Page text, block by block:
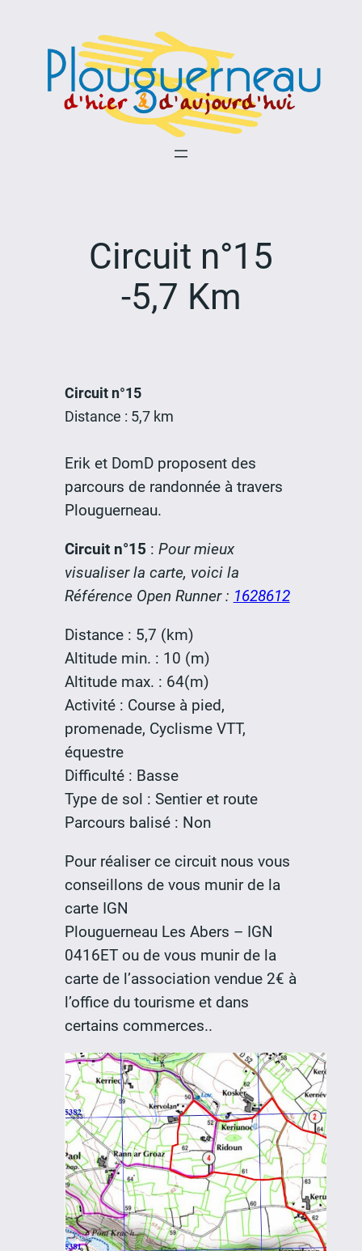
Circuit n°15
-5,7 Km
Circuit n°15
Distance : 5,7 km
Erik et DomD proposent des
parcours de randonnée à travers
Plouguerneau.
Circuit n°15 : Pour mieux
visualiser la carte, voici la
Référence Open Runner : 1628612
Distance : 5,7 (km)
Altitude min. : 10 (m)
Altitude max. : 64(m)
Activité : Course à pied,
promenade, Cyclisme VTT,
équestre
Difficulté : Basse
Type de sol : Sentier et route
Parcours balisé : Non
Pour réaliser ce circuit nous vous
conseillons de vous munir de la
carte IGN
Plouguerneau Les Abers – IGN
0416ET ou de vous munir de la
carte de l’association vendue 2€ à
l’office du tourisme et dans
certains commerces..